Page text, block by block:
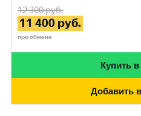
12 300руб.
11 400 руб.
при обмене
Купить
Добавить